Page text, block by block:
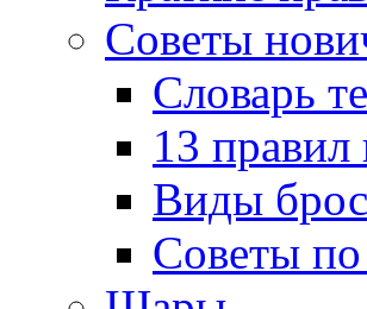
Советы
Словарь
13 правил
Виды
Советы по